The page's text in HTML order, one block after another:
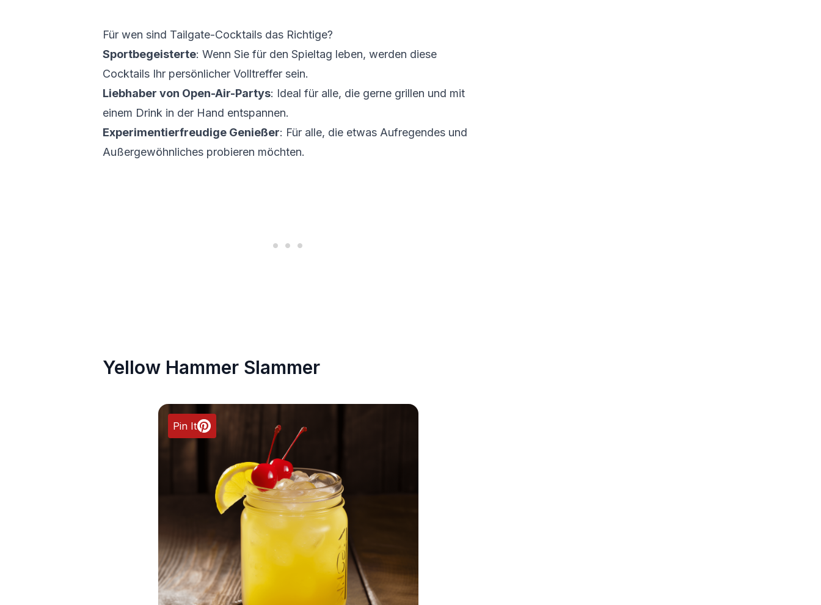
Für wen sind Tailgate-Cocktails das Richtige?
Sportbegeisterte: Wenn Sie für den Spieltag leben, werden diese
Cocktails Ihr persönlicher Volltreffer sein.
Liebhaber von Open-Air-Partys: Ideal für alle, die gerne grillen und mit
einem Drink in der Hand entspannen.
Experimentierfreudige Genießer: Für alle, die etwas Aufregendes und
Außergewöhnliches probieren möchten.
Yellow Hammer Slammer
Pin It